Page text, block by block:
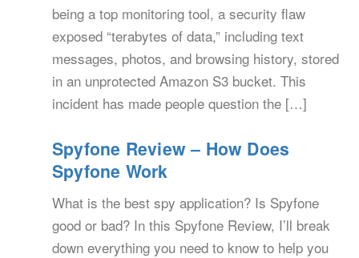
being a top monitoring tool, a security flaw
exposed “terabytes of data,” including text
messages, photos, and browsing history, stored
in an unprotected Amazon S3 bucket. This
incident has made people question the […]
Spyfone Review – How Does
Spyfone Work
What is the best spy application? Is Spyfone
good or bad? In this Spyfone Review, I’ll break
down everything you need to know to help you